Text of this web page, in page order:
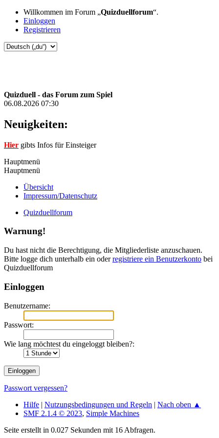
Willkommen im Forum „Quizduellforum“.
Einloggen
Registrieren
Quizduell - das Forum zum Spiel
06.08.2026 07:30
Neuigkeiten:
Hier gibts Infos für Einsteiger
Hauptmenü
Hauptmenü
Übersicht
Impressum/Datenschutz
Quizduellforum
Warnung!
Du hast nicht die Berechtigung, die Mitgliederliste anzuschauen.
Bitte logge dich unterhalb ein oderregistriere ein Benutzerkonto bei
Quizduellforum
Einloggen
Benutzername:
Passwort:
Wie lang möchtest du eingeloggt bleiben?:
Passwort vergessen?
Hilfe | Nutzungsbedingungen und Regeln | Nach oben ▲
SMF 2.1.4 © 2023, Simple Machines
Seite erstellt in 0.027 Sekunden mit 16 Abfragen.